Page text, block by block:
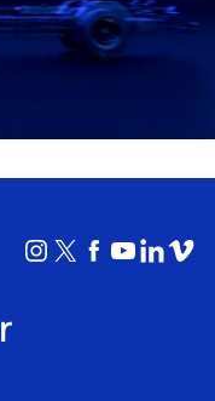
Instagram
X Facebook